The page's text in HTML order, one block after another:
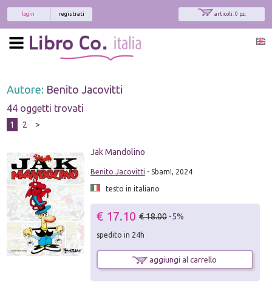
articoli: 0 pz.
registrati
login
Autore: Benito Jacovitti
44 oggetti trovati
1 2 >
Jak Mandolino
Benito Jacovitti - Sbam!, 2024
testo in italiano
€ 17.10 € 18.00 -5%
spedito in 24h
aggiungi al carrello